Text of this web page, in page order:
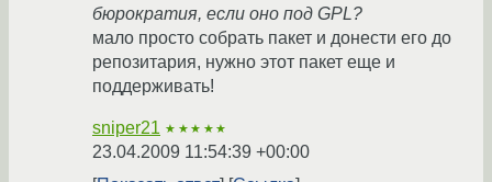
бюрократия, если оно под GPL?
мало просто собрать пакет и донести его до
репозитария, нужно этот пакет еще и
поддерживать!
sniper21 ★★★★★
23.04.2009 11:54:39 +00:00